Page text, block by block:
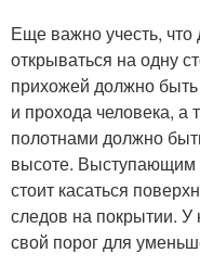
Еще важно учесть, что
открываться на одну
прихожей должно
и прохода человека,
полотнами должно
высоте. Выступающим
стоит касаться
следов на покрытии. У
свой порог для